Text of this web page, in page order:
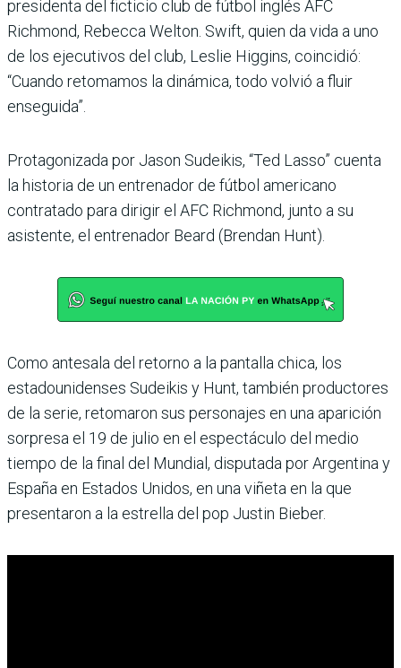
presidenta del ficticio club de fútbol inglés AFC
Richmond, Rebecca Welton. Swift, quien da vida a uno
de los ejecutivos del club, Leslie Higgins, coincidió:
“Cuando retomamos la dinámica, todo volvió a fluir
enseguida”.
Protagonizada por Jason Sudeikis, “Ted Lasso” cuenta
la historia de un entrenador de fútbol americano
contratado para dirigir el AFC Richmond, junto a su
asistente, el entrenador Beard (Brendan Hunt).
Como antesala del retorno a la pantalla chica, los
estadounidenses Sudeikis y Hunt, también productores
de la serie, retomaron sus personajes en una aparición
sorpresa el 19 de julio en el espectáculo del medio
tiempo de la final del Mundial, disputada por Argentina y
España en Estados Unidos, en una viñeta en la que
presentaron a la estrella del pop Justin Bieber.